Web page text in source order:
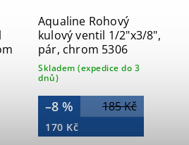
Aqualine Rohový
kulový ventil 1/2"x3/8",
pár, chrom 5306
Skladem (expedice do 3
dnů)
185 Kč
–8 %
170 Kč